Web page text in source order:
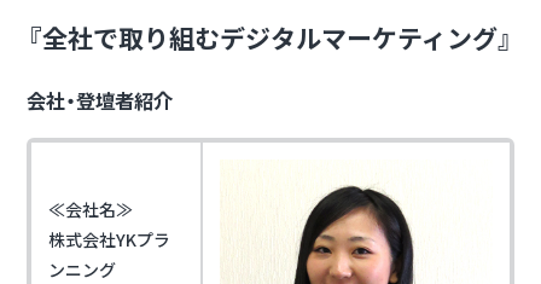
『全社で取り組むデジタルマーケティング』
会社・登壇者紹介
≪会社名≫
株式会社YKプラ
ンニング